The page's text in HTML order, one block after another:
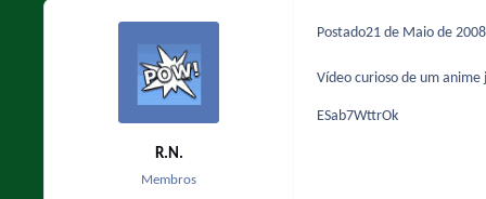
R.N.
Membros
Postado21 de Maio de 2008
Vídeo curioso de um
ESab7WttrOk